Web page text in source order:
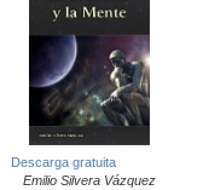
Descarga gratuita
Silvera Vázquez